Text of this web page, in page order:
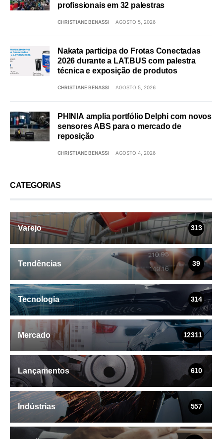
profissionais em 32 palestras
CHRISTIANE BENASSI AGOSTO 5, 2026
Nakata participa do Frotas Conectadas
2026 durante a LAT.BUS com palestra
técnica e exposição de produtos
CHRISTIANE BENASSI AGOSTO 5, 2026
PHINIA amplia portfólio Delphi com novos
sensores ABS para o mercado de
reposição
CHRISTIANE BENASSI AGOSTO 4, 2026
CATEGORIAS
Varejo 313
Tendências 39
Tecnologia 314
Mercado 12311
Lançamentos 610
Indústrias 557